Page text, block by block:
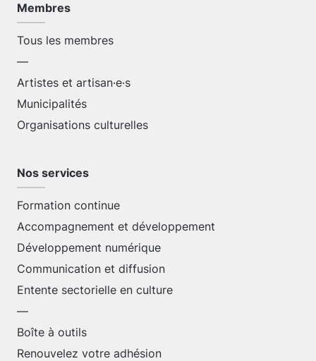
Membres
Tous les membres
—
Artistes et artisan·e·s
Municipalités
Organisations culturelles
Nos services
Formation continue
Accompagnement et développement
Développement numérique
Communication et diffusion
Entente sectorielle en culture
—
Boîte à outils
Renouvelez votre adhésion